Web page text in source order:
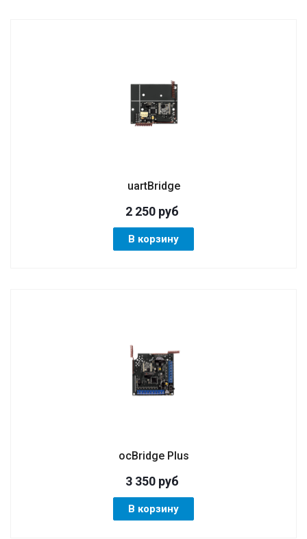
uartBridge
2 250руб
В корзину
ocBridge Plus
3 350руб
В корзину